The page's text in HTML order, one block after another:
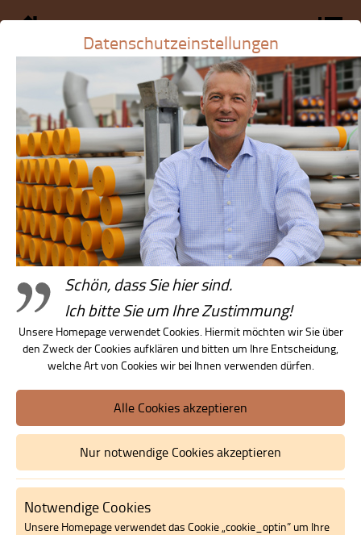
Stiftung Kinder forschen!
Schüler-Ferienkurse
Studienförderung
Elternforum
Integrationswerkstatt
Fahrradwerkstatt
Datenschutzeinstellungen
Schön, dass Sie hier sind.
Ich bitte Sie um Ihre Zustimmung!
Unsere Homepage verwendet Cookies. Hiermit möchten wir Sie über
den Zweck der Cookies aufklären und bitten um Ihre Entscheidung,
welche Art von Cookies wir bei Ihnen verwenden dürfen.
Alle Cookies akzeptieren
Nur notwendige Cookies akzeptieren
Notwendige Cookies
Unsere Homepage verwendet das Cookie „cookie_optin” um Ihre